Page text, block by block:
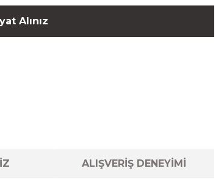
Alınız
ALIŞVERİŞ DENEYİMİ